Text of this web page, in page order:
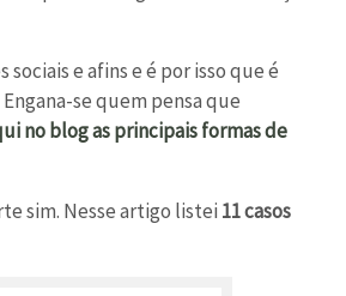
e afins e é por isso que é
se quem pensa que
no blog as principais formas de
sim. Nesse artigo listei 11 casos